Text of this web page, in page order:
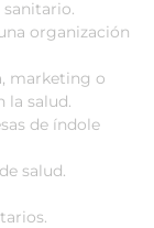
organización
marketing o
la salud.
de índole
salud.